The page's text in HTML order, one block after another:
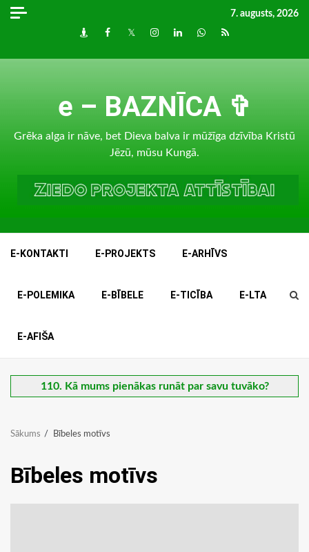
Skip
7. augusts, 2026
DraugiemFacebook
TwitterInstagram
LinkedInwhatsapp
RSS
e – BAZNĪCA ✞
Grēka alga ir nāve, bet Dieva balva ir mūžīga dzīvība Kristū
Jēzū, mūsu Kungā.
E-KONTAKTI E-PROJEKTS E-ARHĪVS
E-POLEMIKA E-BĪBELE E-TICĪBA E-LTA
E-AFIŠA
110. Kā mums pienākas runāt par savu tuvāko?
Sākums Bībeles motīvs
Bībeles motīvs